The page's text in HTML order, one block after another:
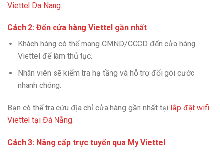
Viettel Da Nang
Cách 2: Đến cửa hàng Viettel gần nhất
Khách hàng có thể mang CMND/CCCD đến cửa hàng
Viettel để làm thủ tục.
Nhân viên sẽ kiểm tra hạ tầng và hỗ trợ đổi gói cước
nhanh chóng.
Bạn có thể tra cứu địa chỉ cửa hàng gần nhất tại lắp đặt wifi
Viettel tại Đà Nẵng
Cách 3: Nâng cấp trực tuyến qua My Viettel